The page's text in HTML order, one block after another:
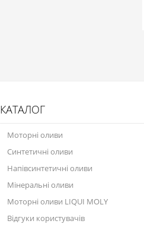
КАТАЛОГ
Моторні оливи
Синтетичні оливи
Напівсинтетичні оливи
Мінеральні оливи
Моторні оливи LIQUI MOLY
Відгуки користувачів